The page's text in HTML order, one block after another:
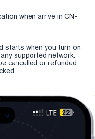
when arrive in CN-
starts when you turn on
supported network.
cancelled or refunded